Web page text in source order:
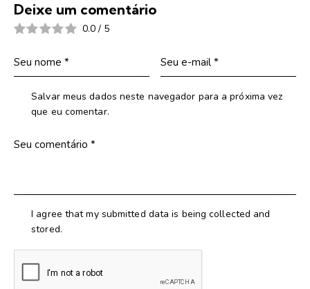
Deixe um comentário
0.0 / 5
Salvar meus dados neste navegador para a próxima vez
que eu comentar.
I agree that my submitted data is being collected and
stored.